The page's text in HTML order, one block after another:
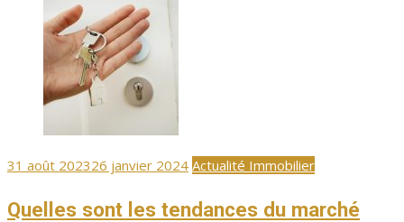
Publié
31 août 202326 janvier 2024 Actualité Immobilier
Quelles sont les tendances du marché